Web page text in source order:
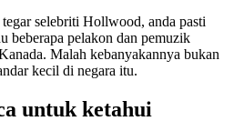
selebriti Hollwood, anda pasti
beberapa pelakon dan pemuzik
Malah kebanyakannya bukan
kecil di negara itu.
untuk ketahui